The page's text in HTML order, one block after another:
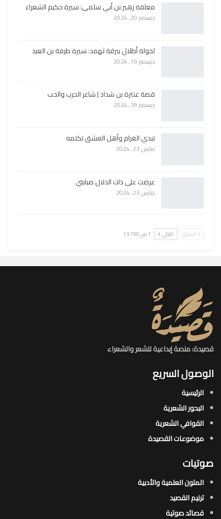
معلقة زهير بن أبي سلمى: سيرة حكيم الشعراء
ديسمبر 20, 2024
لخولة أطلال ببرقة ثهمد: سيرة طرفة بن العبد
ديسمبر 19, 2024
قصة عنترة بن شداد | شاعر الحرب والحب
ديسمبر 18, 2024
تبدي الغرام وأهل العشق تكتمه
مارس 23, 2024
عرضت على ذات الدلال صبابتي
مارس 23, 2024
السابق التالي 1 من 13٬790
قصيدة: منصة إبداعية للشعر والشعراء
الوصول السريع
الرئيسية
البحور الشعرية​
القوافي الشعرية​
موضوعات القصيدة​
صوتيات
المتون العلمية والأدبية
ترنيم القصيد
قصائد صوتية